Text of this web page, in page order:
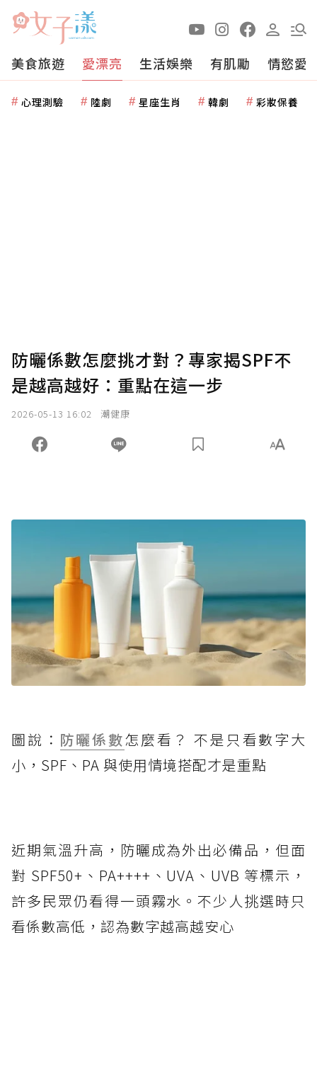
美食旅遊 愛漂亮 生活娛樂 有肌勵 情慾愛
心理測驗 陸劇 星座生肖 韓劇 彩妝保養
防曬係數怎麼挑才對？專家揭SPF不
是越高越好：重點在這一步
2026-05-13 16:02 潮健康
圖說： 防曬係數怎麼看？ 不是只看數字大
小，SPF、PA 與使用情境搭配才是重點
近期氣溫升高，防曬成為外出必備品，但面
對 SPF50+、PA++++、UVA、UVB 等標示，
許多民眾仍看得一頭霧水。不少人挑選時只
看係數高低，認為數字越高越安心